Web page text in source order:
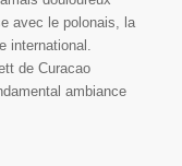
avec le polonais, la
international.
de Curacao
ambiance